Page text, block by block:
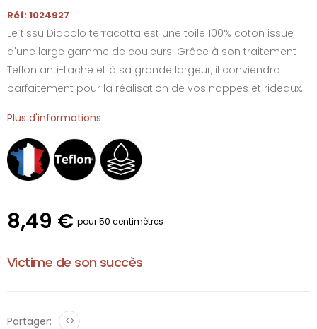
Réf: 1024927
Le tissu Diabolo terracotta est une toile 100% coton issue
d'une large gamme de couleurs. Grâce à son traitement
Teflon anti-tache et à sa grande largeur, il conviendra
parfaitement pour la réalisation de vos nappes et rideaux.
Plus d'informations
8,49 € pour 50 centimètres
Victime de son succès
Partager: <>